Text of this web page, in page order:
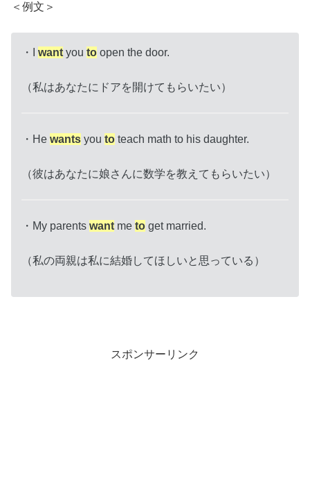
＜例文＞
・I want you to open the door.
（私はあなたにドアを開けてもらいたい）
・He wants you to teach math to his daughter.
（彼はあなたに娘さんに数学を教えてもらいたい）
・My parents want me to get married.
（私の両親は私に結婚してほしいと思っている）
スポンサーリンク